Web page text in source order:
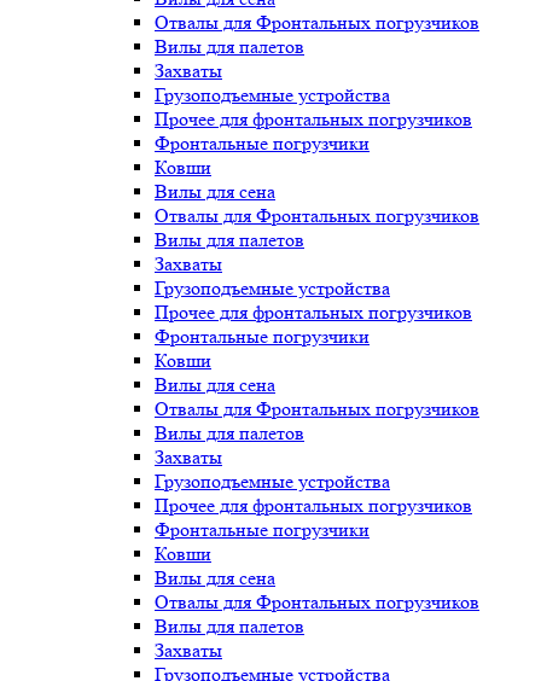
Отвалы для Фронтальных погрузчиков
Вилы для палетов
Захваты
Грузоподъемные устройства
Прочее для фронтальных погрузчиков
Фронтальные погрузчики
Ковши
Вилы для сена
Отвалы для Фронтальных погрузчиков
Вилы для палетов
Захваты
Грузоподъемные устройства
Прочее для фронтальных погрузчиков
Фронтальные погрузчики
Ковши
Вилы для сена
Отвалы для Фронтальных погрузчиков
Вилы для палетов
Захваты
Грузоподъемные устройства
Прочее для фронтальных погрузчиков
Фронтальные погрузчики
Ковши
Вилы для сена
Отвалы для Фронтальных погрузчиков
Вилы для палетов
Захваты
Грузоподъемные устройства